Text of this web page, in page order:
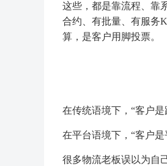
这些，都是靠流程、靠
合约、有批量、有服务
算，是客户用脚投票。
在传统语境下，“客户
在平台语境下，“客户
很多物流老板误以为自